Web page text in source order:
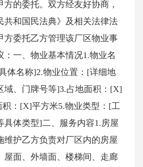
方的委托。双方经友好协商，
共和国民法典》及相关法律法
方委托乙方管理该厂区物业事
：一、物业基本情况1.物业名
体名称]2.物业位置：[详细地
域、门牌号等]3.占地面积：[X]
积：[X]平方米5.物业类型：[工
具体类型]二、服务内容1.房屋
维护乙方负责对厂区内的房屋
屋面、外墙面、楼梯间、走廊